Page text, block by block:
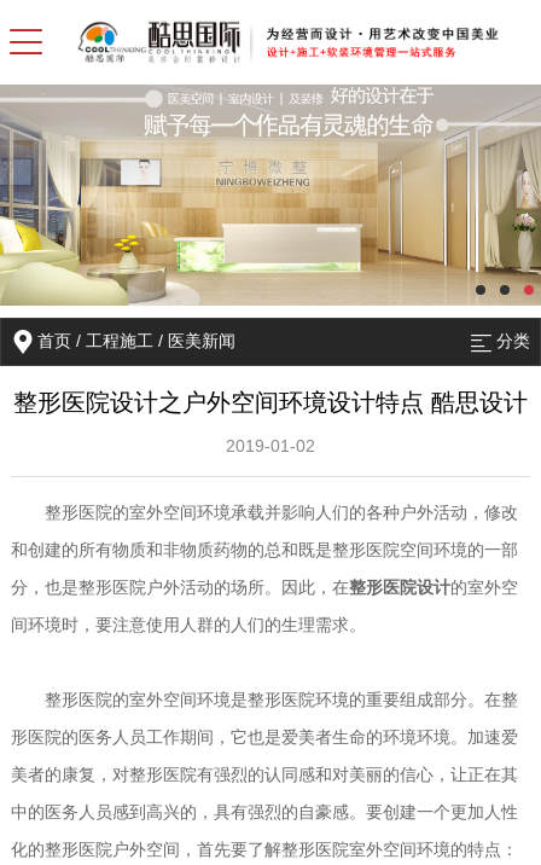
首页 /工程施工 / 医美新闻 分类
整形医院设计之户外空间环境设计特点 酷思设计
2019-01-02
整形医院的室外空间环境承载并影响人们的各种户外活动，修改
和创建的所有物质和非物质药物的总和既是整形医院空间环境的一部
分，也是整形医院户外活动的场所。因此，在整形医院设计的室外空
间环境时，要注意使用人群的人们的生理需求。
整形医院的室外空间环境是整形医院环境的重要组成部分。在整
形医院的医务人员工作期间，它也是爱美者生命的环境环境。加速爱
美者的康复，对整形医院有强烈的认同感和对美丽的信心，让正在其
中的医务人员感到高兴的，具有强烈的自豪感。要创建一个更加人性
化的整形医院户外空间，首先要了解整形医院室外空间环境的特点：